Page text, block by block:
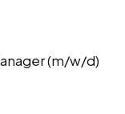
(m/w/d)